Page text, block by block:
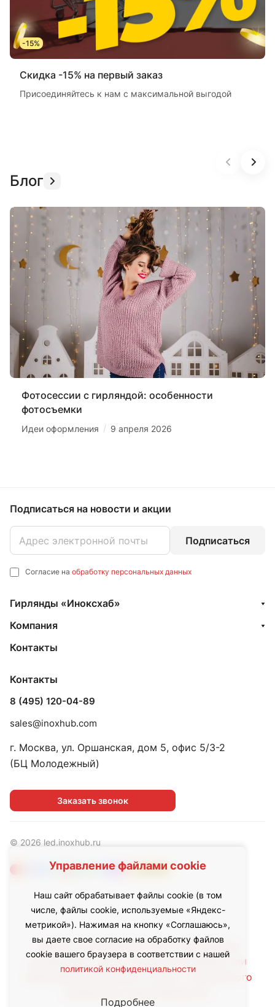
Управление файлами cookie
Наш сайт обрабатывает файлы cookie (в том
числе, файлы cookie, используемые «Яндекс-
метрикой»). Нажимая на кнопку «Соглашаюсь»,
вы даете свое согласие на обработку файлов
cookie вашего браузера в соответствии с нашей
политикой конфиденциальности
Подробнее
-15%
Скидка -15% на первый заказ
Присоединяйтесь к нам с максимальной выгодой
Блог
Фотосессии с гирляндой: особенности
фотосъемки
Идеи оформления / 9 апреля 2026
Подписаться на новости и акции
Подписаться
Согласие на обработку персональных данных
Гирлянды «Иноксхаб»
Компания
Контакты
Контакты
8 (495) 120-04-89
sales@inoxhub.com
г. Москва, ул. Оршанская, дом 5, офис 5/3-2
(БЦ Молодежный)
Заказать звонок
© 2026 led.inoxhub.ru
Любое использование либо копирование
материалов с сайта, элементов дизайна или
оформления допускается лишь с письменного